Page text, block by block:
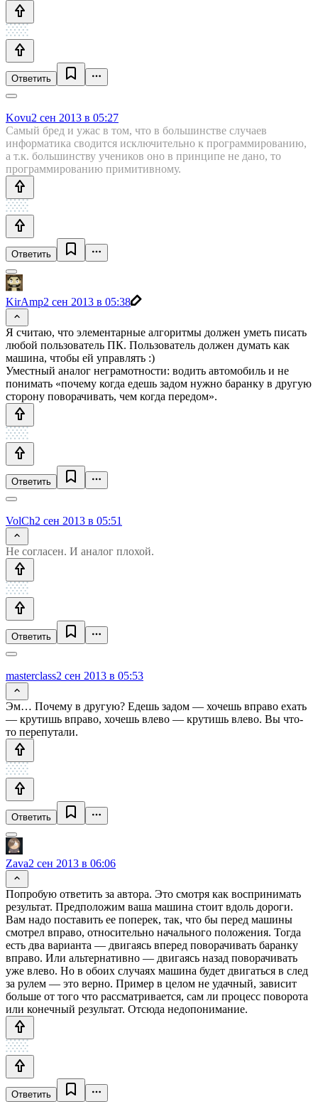
Ответить
Kovu2 сен 2013 в 05:27
Самый бред и ужас в том, что в большинстве случаев
информатика сводится исключительно к программированию,
а т.к. большинству учеников оно в принципе не дано, то
программированию примитивному.
Ответить
KirAmp2 сен 2013 в 05:38
Я считаю, что элементарные алгоритмы должен уметь писать
любой пользователь ПК. Пользователь должен думать как
машина, чтобы ей управлять :)
Уместный аналог неграмотности: водить автомобиль и не
понимать «почему когда едешь задом нужно баранку в другую
сторону поворачивать, чем когда передом».
Ответить
VolCh2 сен 2013 в 05:51
Не согласен. И аналог плохой.
Ответить
masterclass2 сен 2013 в 05:53
Эм… Почему в другую? Едешь задом — хочешь вправо ехать
— крутишь вправо, хочешь влево — крутишь влево. Вы что-
то перепутали.
Ответить
Zava2 сен 2013 в 06:06
Попробую ответить за автора. Это смотря как воспринимать
результат. Предположим ваша машина стоит вдоль дороги.
Вам надо поставить ее поперек, так, что бы перед машины
смотрел вправо, относительно начального положения. Тогда
есть два варианта — двигаясь вперед поворачивать баранку
вправо. Или альтернативно — двигаясь назад поворачивать
уже влево. Но в обоих случаях машина будет двигаться в след
за рулем — это верно. Пример в целом не удачный, зависит
больше от того что рассматривается, сам ли процесс поворота
или конечный результат. Отсюда недопонимание.
Ответить